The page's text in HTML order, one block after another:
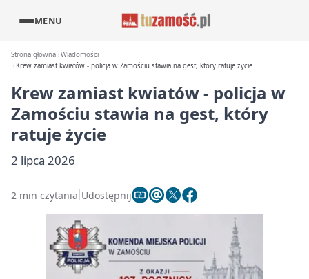
MENU
Strona główna Wiadomości
Krew zamiast kwiatów - policja w Zamościu stawia na gest, który ratuje życie
Krew zamiast kwiatów - policja w
Zamościu stawia na gest, który
ratuje życie
2 lipca 2026
2 min czytania Udostępnij